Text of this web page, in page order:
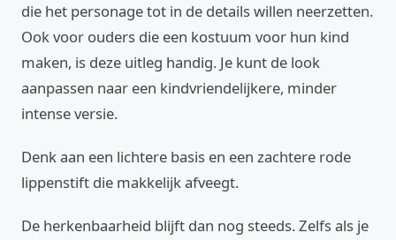
die het personage tot in de details willen neerzetten.
Ook voor ouders die een kostuum voor hun kind
maken, is deze uitleg handig. Je kunt de look
aanpassen naar een kindvriendelijkere, minder
intense versie.
Denk aan een lichtere basis en een zachtere rode
lippenstift die makkelijk afveegt.
De herkenbaarheid blijft dan nog steeds. Zelfs als je